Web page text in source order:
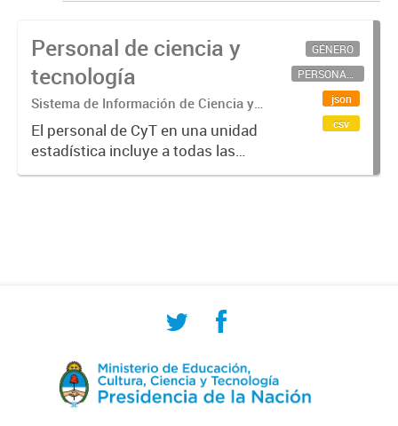
Personal de ciencia y
tecnología
Sistema de Información de Ciencia y
Tecnología Argentino (SICYTAR)
El personal de CyT en una unidad
estadística incluye a todas las
personas involucradas
GÉNERO
PERSONAL CIENTÍFICO-TECNOLÓGICO
json
csv